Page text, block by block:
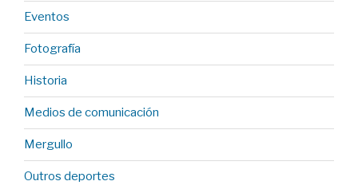
Eventos
Fotografía
Historia
Medios de comunicación
Mergullo
Outros deportes